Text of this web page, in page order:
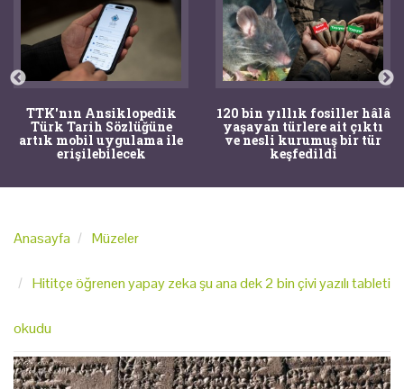
TTK'nın Ansiklopedik
Türk Tarih Sözlüğüne
artık mobil uygulama ile
erişilebilecek
120 bin yıllık fosiller hâlâ
yaşayan türlere ait çıktı
ve nesli kurumuş bir tür
keşfedildi
Anasayfa Müzeler
Hititçe öğrenen yapay zeka şu ana dek 2 bin çivi yazılı tableti
okudu